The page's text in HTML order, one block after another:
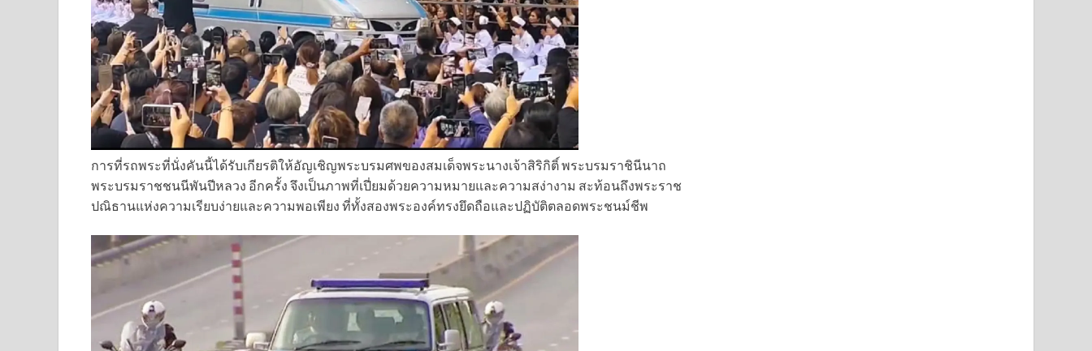
การที่รถพระที่นั่งคันนี้ได้รับเกียรติให้อัญเชิญพระบรมศพของสมเด็จพระนางเจ้าสิริกิติ์ พระบรมราชินีนาถ
พระบรมราชชนนีพันปีหลวง อีกครั้ง จึงเป็นภาพที่เปี่ยมด้วยความหมายและความสง่างาม สะท้อนถึงพระราช
ปณิธานแห่งความเรียบง่ายและความพอเพียง ที่ทั้งสองพระองค์ทรงยึดถือและปฏิบัติตลอดพระชนม์ชีพ